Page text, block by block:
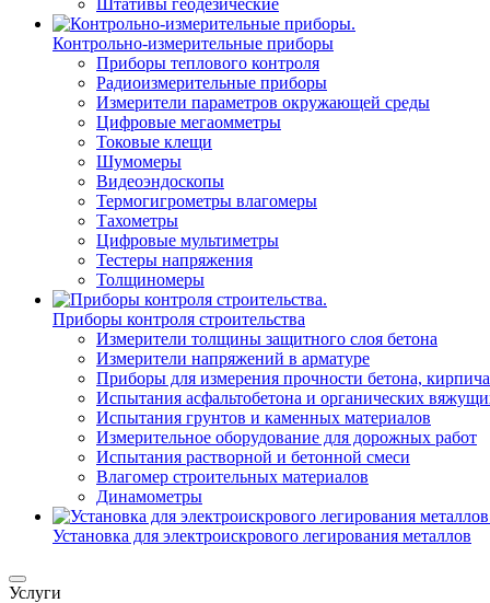
Штативы геодезические
Контрольно-измерительные приборы
Приборы теплового контроля
Радиоизмерительные приборы
Измерители параметров окружающей среды
Цифровые мегаомметры
Токовые клещи
Шумомеры
Видеоэндоскопы
Термогигрометры влагомеры
Тахометры
Цифровые мультиметры
Тестеры напряжения
Толщиномеры
Приборы контроля строительства
Измерители толщины защитного слоя бетона
Измерители напряжений в арматуре
Приборы для измерения прочности бетона,
Испытания асфальтобетона и органических
Испытания грунтов и каменных материалов
Измерительное оборудование для дорожных работ
Испытания растворной и бетонной смеси
Влагомер строительных материалов
Динамометры
Установка для электроискрового легирования металлов
Услуги